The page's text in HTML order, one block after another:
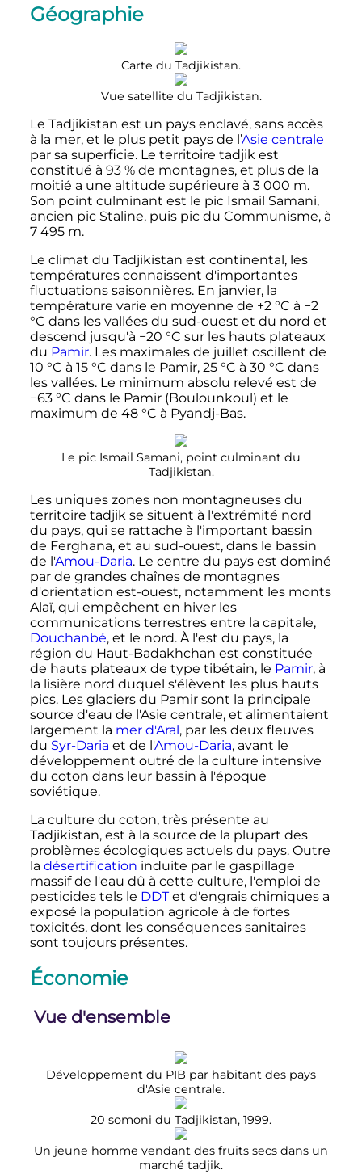
Géographie
Carte du Tadjikistan.
Vue satellite du Tadjikistan.
Le Tadjikistan est un pays enclavé, sans accès
à la mer, et le plus petit pays de l’Asie centrale
par sa superficie. Le territoire tadjik est
constitué à 93 % de montagnes, et plus de la
moitié a une altitude supérieure à 3 000 m.
Son point culminant est le pic Ismail Samani,
ancien pic Staline, puis pic du Communisme, à
7 495 m.
Le climat du Tadjikistan est continental, les
températures connaissent d'importantes
fluctuations saisonnières. En janvier, la
température varie en moyenne de +2 °C à −2
°C dans les vallées du sud-ouest et du nord et
descend jusqu'à −20 °C sur les hauts plateaux
du Pamir. Les maximales de juillet oscillent de
10 °C à 15 °C dans le Pamir, 25 °C à 30 °C dans
les vallées. Le minimum absolu relevé est de
−63 °C dans le Pamir (Boulounkoul) et le
maximum de 48 °C à Pyandj-Bas.
Le pic Ismail Samani, point culminant du
Tadjikistan.
Les uniques zones non montagneuses du
territoire tadjik se situent à l'extrémité nord
du pays, qui se rattache à l'important bassin
de Ferghana, et au sud-ouest, dans le bassin
de l'Amou-Daria. Le centre du pays est dominé
par de grandes chaînes de montagnes
d'orientation est-ouest, notamment les monts
Alaï, qui empêchent en hiver les
communications terrestres entre la capitale,
Douchanbé, et le nord. À l'est du pays, la
région du Haut-Badakhchan est constituée
de hauts plateaux de type tibétain, le Pamir, à
la lisière nord duquel s'élèvent les plus hauts
pics. Les glaciers du Pamir sont la principale
source d'eau de l'Asie centrale, et alimentaient
largement la mer d'Aral, par les deux fleuves
du Syr-Daria et de l'Amou-Daria, avant le
développement outré de la culture intensive
du coton dans leur bassin à l'époque
soviétique.
La culture du coton, très présente au
Tadjikistan, est à la source de la plupart des
problèmes écologiques actuels du pays. Outre
la désertification induite par le gaspillage
massif de l'eau dû à cette culture, l'emploi de
pesticides tels le DDTet d'engrais chimiquesa
exposé la population agricole à de fortes
toxicités, dont les conséquences sanitaires
sont toujours présentes.
Économie
Vue d'ensemble
Développement du PIB par habitant des pays
d'Asie centrale.
20 somoni du Tadjikistan, 1999.
Un jeune homme vendant des fruits secs dans un
marché tadjik.